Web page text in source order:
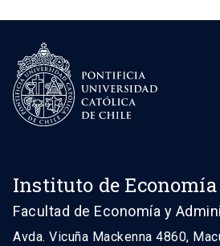
Instituto de Economía
Facultad de Economía y
Avda. Vicuña Mackenna 4860,